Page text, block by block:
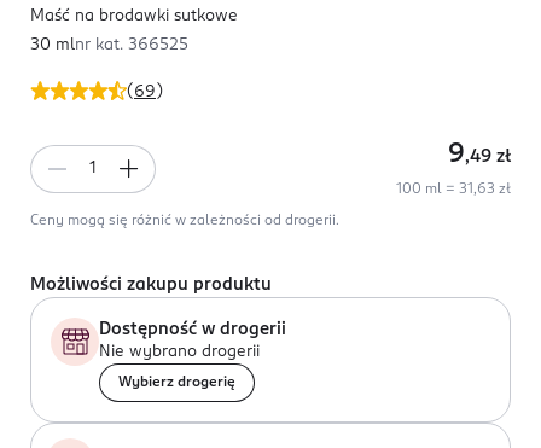
( 69 )
Maść na brodawki sutkowe
30 mlnr kat. 366525
9,49 zł
100 ml = 31,63 zł
Ceny mogą się różnić w zależności od drogerii.
Możliwości zakupu produktu
Dostępność w drogerii
Nie wybrano drogerii
Wybierz drogerię